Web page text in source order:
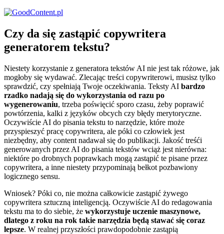
Czy da się zastąpić copywritera
generatorem tekstu?
Niestety korzystanie z generatora tekstów AI nie jest tak różowe, jak
mogłoby się wydawać. Zlecając treści copywriterowi, musisz tylko
sprawdzić, czy spełniają Twoje oczekiwania. Teksty AI bardzo
rzadko nadają się do wykorzystania od razu po
wygenerowaniu, trzeba poświęcić sporo czasu, żeby poprawić
powtórzenia, kalki z języków obcych czy błędy merytoryczne.
Oczywiście AI do pisania tekstu to narzędzie, które może
przyspieszyć pracę copywritera, ale póki co człowiek jest
niezbędny, aby content nadawał się do publikacji. Jakość treśći
generowanych przez AI do pisania tekstów wciąż jest nierówna:
niektóre po drobnych poprawkach mogą zastąpić te pisane przez
copywritera, a inne niestety przypominają bełkot pozbawiony
logicznego sensu.
Wniosek? Póki co, nie można całkowicie zastąpić żywego
copywritera sztuczną inteligencją. Oczywiście AI do redagowania
tekstu ma to do siebie, że wykorzystuje uczenie maszynowe,
dlatego z roku na rok takie narzędzia będą stawać się coraz
lepsze. W realnej przyszłości prawdopodobnie zastąpią